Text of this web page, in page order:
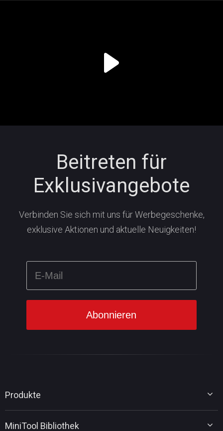
Beitreten für
Exklusivangebote
Verbinden Sie sich mit uns für Werbegeschenke,
exklusive Aktionen und aktuelle Neuigkeiten!
Produkte
MiniTool Power Data Recovery
MiniTool Bibliothek